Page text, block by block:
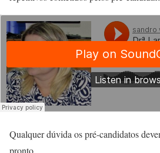
Qualquer dúvida os pré-candidatos
pronto.